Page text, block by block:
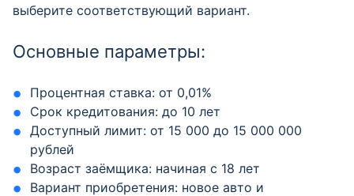
выберите соответствующий вариант.
Основные параметры:
Процентная ставка: от 0,01%
Срок кредитования: до 10 лет
Доступный лимит: от 15 000 до 15 000 000
рублей
Возраст заёмщика: начиная с 18 лет
Вариант приобретения: новое авто и